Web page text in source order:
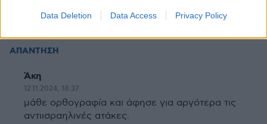
Data Deletion Data Access Privacy Policy
12.11.2024, 17:34
ΑΠΑΝΤΗΣΗ
Άκη
12.11.2024, 18:37
μάθε ορθογραφία και άφησε για αργότερα τις
αντιισραηλινές ατάκες.